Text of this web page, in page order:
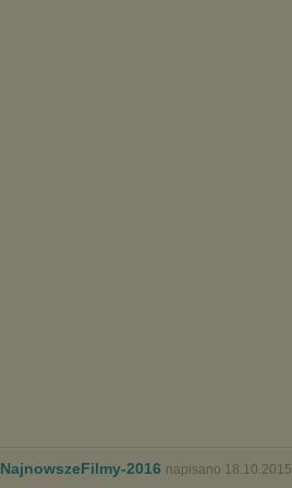
NajnowszeFilmy-2016 napisano